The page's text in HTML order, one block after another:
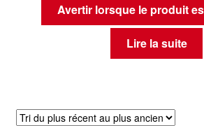
Avertir lorsque le produit
Lire la suite